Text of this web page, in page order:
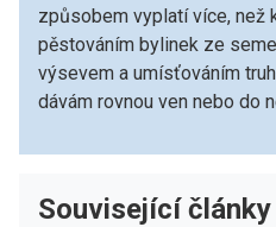
způsobem vyplatí více, než
pěstováním bylinek ze
výsevem a umísťováním
dávám rovnou ven nebo do
Související články